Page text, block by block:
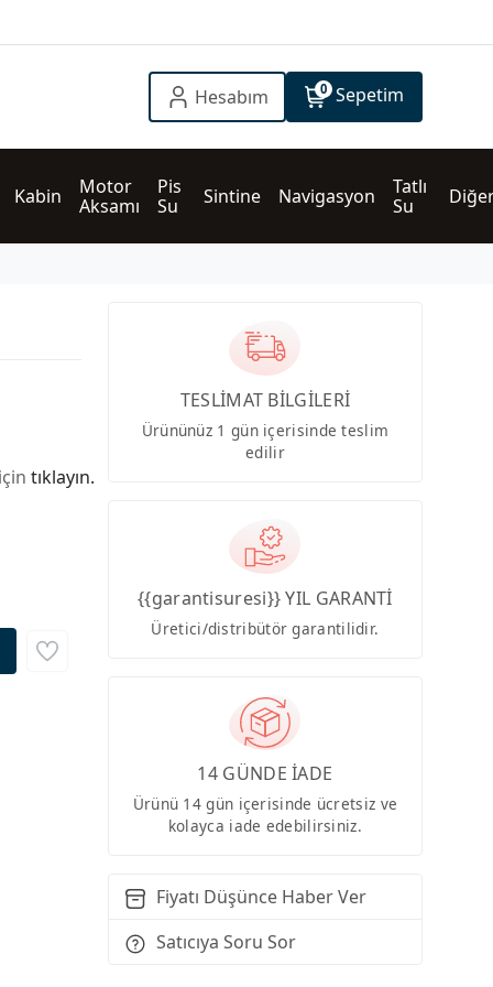
Hesabım 0 Sepetim
Kabin
Motor
Aksamı
Pis
Su
Sintine Navigasyon
Tatlı
Su
tıklayın.
TESLİMAT BİLGİLERİ
Ürününüz 1 gün içerisinde teslim
edilir
{{garantisuresi}} YIL GARANTİ
Üretici/distribütör garantilidir.
14 GÜNDE İADE
Ürünü 14 gün içerisinde ücretsiz ve
kolayca iade edebilirsiniz.
Fiyatı Düşünce Haber Ver
Satıcıya Soru Sor